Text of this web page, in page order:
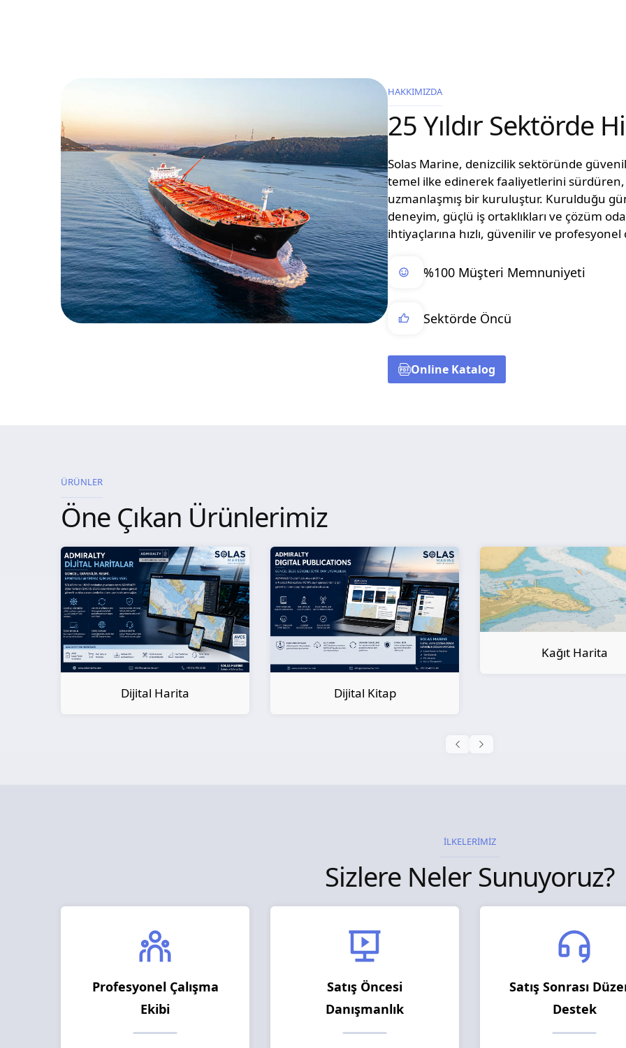
HAKKIMIZDA
25 Yıldır Sektörde
Solas Marine, denizcilik sektöründe
temel ilke edinerek faaliyetlerini
uzmanlaşmış bir kuruluştur. Kurulduğu
deneyim, güçlü iş ortaklıkları ve çözüm
ihtiyaçlarına hızlı, güvenilir ve
%100 Müşteri Memnuniyeti
Sektörde Öncü
Online Katalog
ÜRÜNLER
Öne Çıkan Ürünlerimiz
Dijital Kitap
Kağıt Harita
İLKELERİMİZ
Sizlere Neler Sunuyoruz?
Profesyonel Çalışma
Ekibi
Satış Öncesi
Danışmanlık
Satış Sonrası
Destek